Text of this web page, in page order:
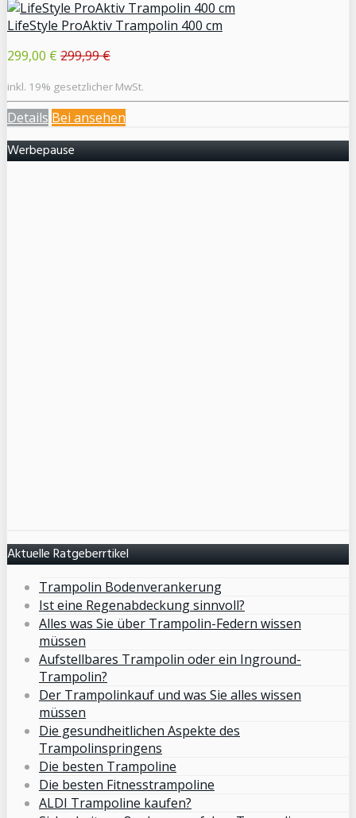
LifeStyle ProAktiv Trampolin 400 cm
299,00 € 299,99 €
inkl. 19% gesetzlicher MwSt.
Details Bei ansehen
Werbepause
Aktuelle Ratgeberrtikel
Trampolin Bodenverankerung
Ist eine Regenabdeckung sinnvoll?
Alles was Sie über Trampolin-Federn wissen
müssen
Aufstellbares Trampolin oder ein Inground-
Trampolin?
Der Trampolinkauf und was Sie alles wissen
müssen
Die gesundheitlichen Aspekte des
Trampolinspringens
Die besten Trampoline
Die besten Fitnesstrampoline
ALDI Trampoline kaufen?